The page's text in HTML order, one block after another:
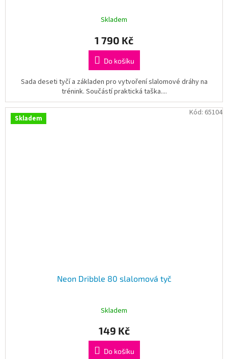
Skladem
1 790 Kč
Do košíku
Sada deseti tyčí a základen pro vytvoření slalomové dráhy na
trénink. Součástí praktická taška....
Skladem
Neon Dribble 80 slalomová tyč
Skladem
149 Kč
Do košíku
Kód: 65104